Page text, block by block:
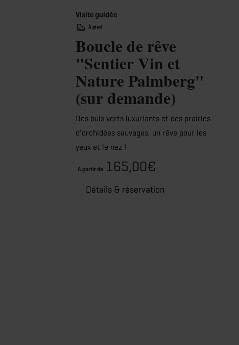
Visite guidée
À pied
Boucle de rêve
"Sentier Vin et
Nature Palmberg"
(sur demande)
Des buis verts luxuriants et des prairies
d'orchidées sauvages, un rêve pour les
yeux et le nez !
Détails & réservation
A partir de 165,00€